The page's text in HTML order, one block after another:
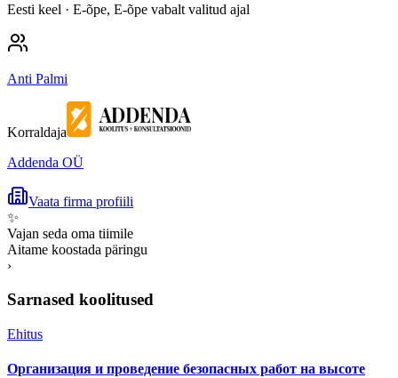
Eesti keel · E-õpe, E-õpe vabalt valitud ajal
Anti Palmi
Korraldaja
Addenda OÜ
Vaata firma profiili
✨
Vajan seda oma tiimile
Aitame koostada päringu
›
Sarnased koolitused
Ehitus
Организация и проведение безопасных работ на высоте